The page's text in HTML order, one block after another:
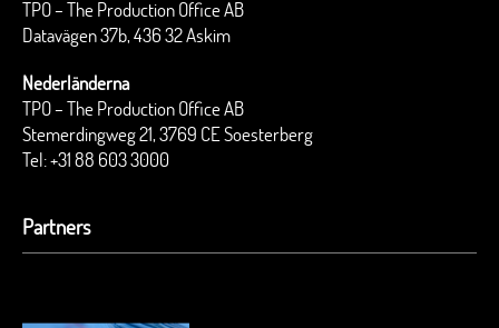
TPO – The Production Office AB
Datavägen 37b, 436 32 Askim
Nederländerna
TPO – The Production Office AB
Stemerdingweg 21, 3769 CE Soesterberg
Tel:+31 88 603 3000
Partners